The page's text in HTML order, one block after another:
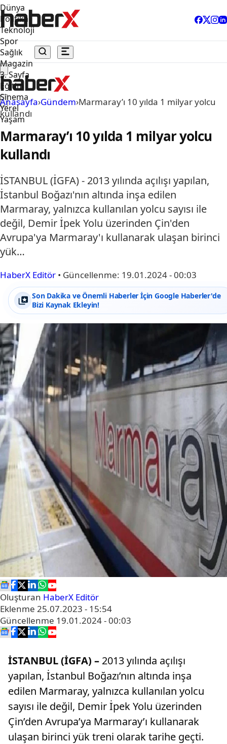
Dünya
Politika
Teknoloji
Spor
Sağlık
Magazin
3. Sayfa
Eğitim
Sinema
Yerel
Yaşam
Anasayfa›Gündem›Marmaray’ı 10 yılda 1 milyar yolcu
kullandı
Marmaray’ı 10 yılda 1 milyar yolcu
kullandı
İSTANBUL (İGFA) - 2013 yılında açılışı yapılan,
İstanbul Boğazı'nın altında inşa edilen
Marmaray, yalnızca kullanılan yolcu sayısı ile
değil, Demir İpek Yolu üzerinden Çin'den
Avrupa'ya Marmaray'ı kullanarak ulaşan birinci
yük…
HaberX Editör • Güncellenme: 19.01.2024 - 00:03
Son Dakika ve Önemli Haberler İçin Google Haberler'de
Bizi Kaynak Ekleyin!
Oluşturan HaberX Editör
Eklenme 25.07.2023 - 15:54
Güncellenme 19.01.2024 - 00:03
İSTANBUL (İGFA) – 2013 yılında açılışı
yapılan, İstanbul Boğazı’nın altında inşa
edilen Marmaray, yalnızca kullanılan yolcu
sayısı ile değil, Demir İpek Yolu üzerinden
Çin’den Avrupa’ya Marmaray’ı kullanarak
ulaşan birinci yük treni olarak tarihe geçti.